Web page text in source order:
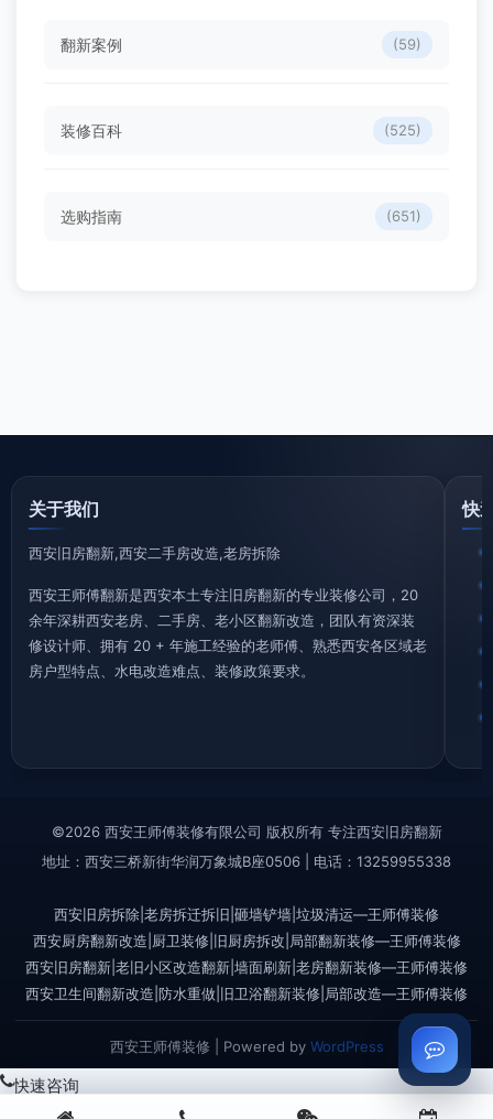
翻新案例 (59)
装修百科 (525)
选购指南 (651)
关于我们
西安旧房翻新,西安二手房改造,老房拆除
西安王师傅翻新是西安本土专注旧房翻新的专业装修公司，20
余年深耕西安老房、二手房、老小区翻新改造，团队有资深装
修设计师、拥有 20 + 年施工经验的老师傅、熟悉西安各区域老
房户型特点、水电改造难点、装修政策要求。
快
©2026 西安王师傅装修有限公司 版权所有 专注西安旧房翻新
地址：西安三桥新街华润万象城B座0506 | 电话：13259955338
西安旧房拆除|老房拆迁拆旧|砸墙铲墙|垃圾清运—王师傅装修
西安厨房翻新改造|厨卫装修|旧厨房拆改|局部翻新装修—王师傅装修
西安旧房翻新|老旧小区改造翻新|墙面刷新|老房翻新装修—王师傅装修
西安卫生间翻新改造|防水重做|旧卫浴翻新装修|局部改造—王师傅装修
西安王师傅装修 | Powered by WordPress
快速咨询